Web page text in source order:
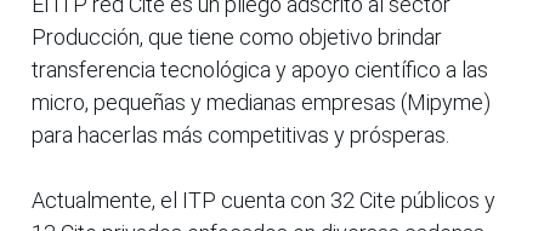
Producción, que tiene como objetivo brindar
transferencia tecnológica y apoyo científico a las
micro, pequeñas y medianas empresas (Mipyme)
para hacerlas más competitivas y prósperas.
Actualmente, el ITP cuenta con 32 Cite públicos y